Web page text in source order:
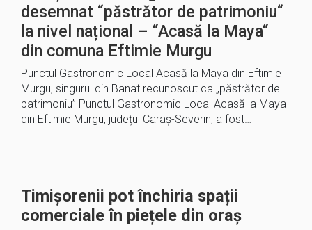
desemnat “păstrător de patrimoniu“
la nivel național – “Acasă la Maya“
din comuna Eftimie Murgu
Punctul Gastronomic Local Acasă la Maya din Eftimie
Murgu, singurul din Banat recunoscut ca „păstrător de
patrimoniu” Punctul Gastronomic Local Acasă la Maya
din Eftimie Murgu, județul Caraș-Severin, a fost…
Timișorenii pot închiria spații
comerciale în piețele din oraș